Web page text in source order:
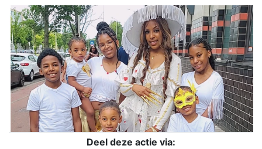
Deel deze actie via: